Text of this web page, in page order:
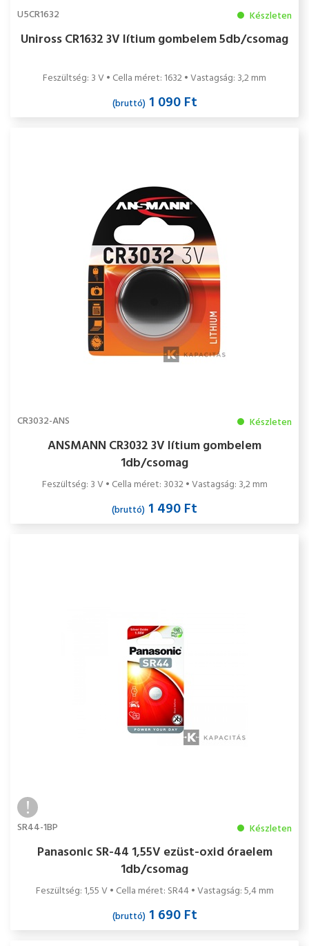
U5CR1632 Készleten
Uniross CR1632 3V lítium gombelem 5db/csomag
Feszültség: 3 V • Cella méret: 1632 • Vastagság: 3,2 mm
(bruttó)1 090 Ft
CR3032-ANS Készleten
ANSMANN CR3032 3V lítium gombelem
1db/csomag
Feszültség: 3 V • Cella méret: 3032 • Vastagság: 3,2 mm
(bruttó) 1 490 Ft
SR44-1BP Készleten
Panasonic SR-44 1,55V ezüst-oxid óraelem
1db/csomag
Feszültség: 1,55 V • Cella méret: SR44 • Vastagság: 5,4 mm
(bruttó)1 690 Ft